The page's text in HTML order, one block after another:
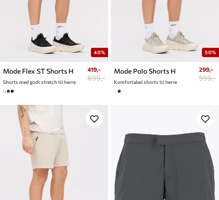
40%
Mode Flex ST Shorts H
Shorts med godt stretch til herre
419,-
699,-
50%
Mode Polo Shorts H
Komfortabel shorts til herre
299,-
599,-